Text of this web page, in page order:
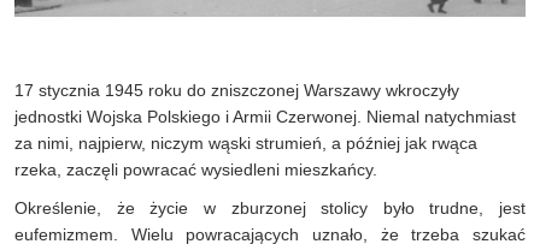
17 stycznia 1945 roku do zniszczonej Warszawy wkroczyły
jednostki Wojska Polskiego i Armii Czerwonej. Niemal natychmiast
za nimi, najpierw, niczym wąski strumień, a później jak rwąca
rzeka, zaczęli powracać wysiedleni mieszkańcy.
Określenie, że życie w zburzonej stolicy było trudne, jest
eufemizmem. Wielu powracających uznało, że trzeba szukać